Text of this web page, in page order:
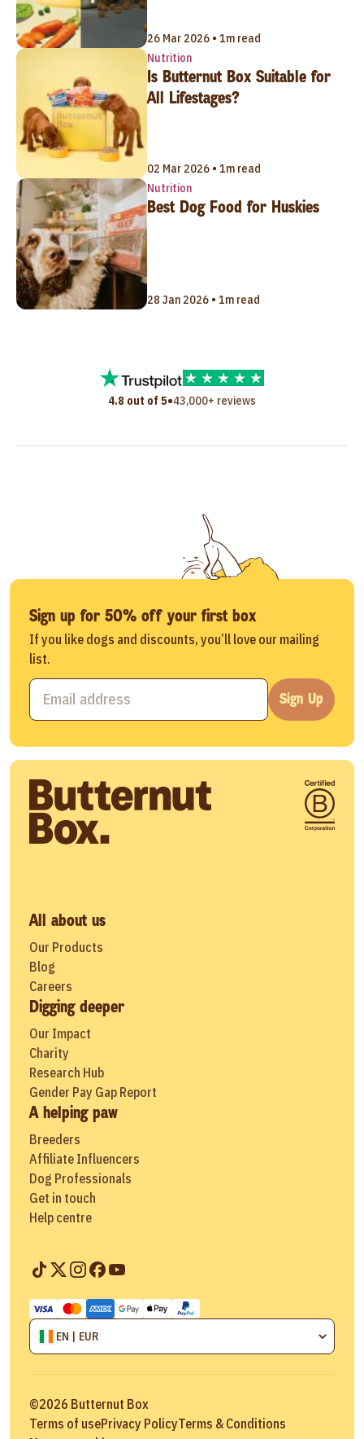
26 Mar 2026 • 1m read
Nutrition
Is Butternut Box Suitable for
All Lifestages?
02 Mar 2026 • 1m read
Nutrition
Best Dog Food for Huskies
28 Jan 2026 • 1m read
4.8 out of 5•43,000+ reviews
Sign up for 50% off your first box
If you like dogs and discounts, you’ll love our mailing
list.
Sign Up
All about us
Our Products
Blog
Careers
Digging deeper
Our Impact
Charity
Research Hub
Gender Pay Gap Report
A helping paw
Breeders
Affiliate Influencers
Dog Professionals
Get in touch
Help centre
EN | EUR
©2026 Butternut Box
Terms of usePrivacy PolicyTerms & Conditions